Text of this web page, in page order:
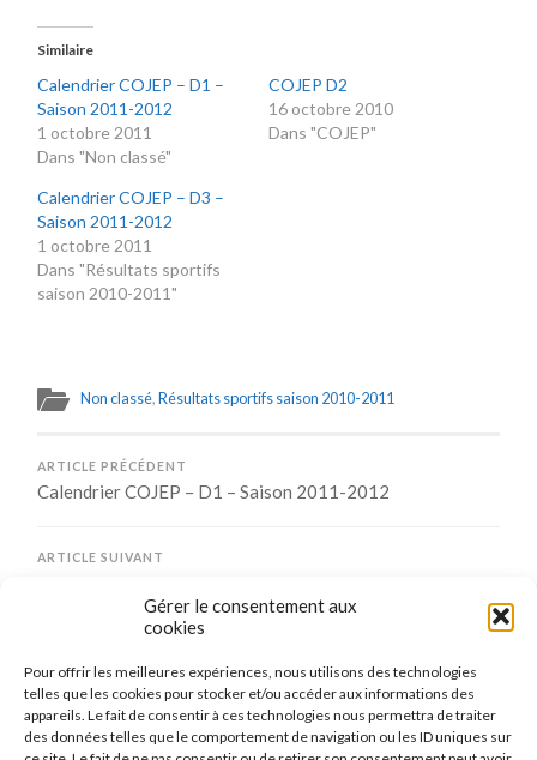
Gérer le consentement aux
cookies
Pour offrir les meilleures expériences, nous utilisons des technologies
telles que les cookies pour stocker et/ou accéder aux informations des
appareils. Le fait de consentir à ces technologies nous permettra de traiter
des données telles que le comportement de navigation ou les ID uniques sur
Similaire
Calendrier COJEP – D1 –
Saison 2011-2012
1 octobre 2011
Dans "Non classé"
COJEP D2
16 octobre 2010
Dans "COJEP"
Calendrier COJEP – D3 –
Saison 2011-2012
1 octobre 2011
Dans "Résultats sportifs
saison 2010-2011"
Non classé,Résultats sportifs saison 2010-2011
ARTICLE PRÉCÉDENT
Calendrier COJEP – D1 – Saison 2011-2012
ARTICLE SUIVANT
Comments are closed.